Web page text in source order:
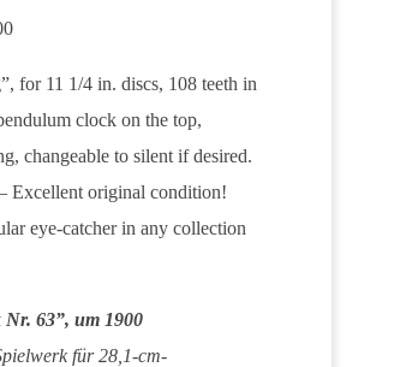
for 11 1/4 in. discs, 108 teeth in
clock on the top,
changeable to silent if desired.
Excellent original condition!
eye-catcher in any collection
63”, um 1900
für 28,1-cm-